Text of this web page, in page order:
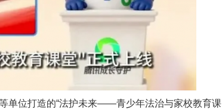
单位打造的“法护未来——青少年法治与家校教育课